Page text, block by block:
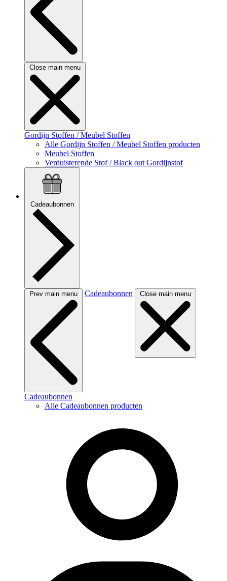
Close main menu
Gordijn Stoffen / Meubel Stoffen
Alle Gordijn Stoffen / Meubel Stoffen producten
Meubel Stoffen
Verduisterende Stof / Black out Gordijnstof
Cadeaubonnen
Prev main menu Cadeaubonnen Close main menu
Cadeaubonnen
Alle Cadeaubonnen producten